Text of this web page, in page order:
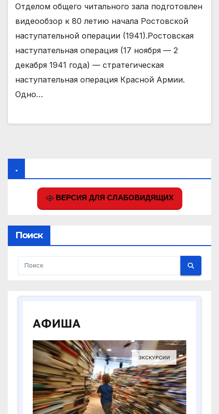
Отделом общего читального зала подготовлен
видеообзор к 80 летию начала Ростовской
наступательной операции (1941).Ростовская
наступательная операция (17 ноября — 2
декабря 1941 года) — стратегическая
наступательная операция Красной Армии.
Одно…
.
ВЕРСИЯ ДЛЯ СЛАБОВИДЯЩИХ
Поиск